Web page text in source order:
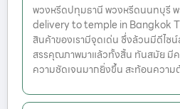
พวงหรีดปทุมธานี พวงหรีดนนทบุรี
delivery to temple in Bangkok
สินค้าของเรามีจุดเด่น ซึ่งล้วนมีดีไซ
สรรคุณภาพมาแล้วทั้งสิ้น ทันสมัย มี
ความชัดเจนมากยิ่งขึ้น สะท้อนควา